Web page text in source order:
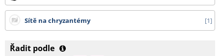
Sítě na chryzantémy 1
Řadit podle